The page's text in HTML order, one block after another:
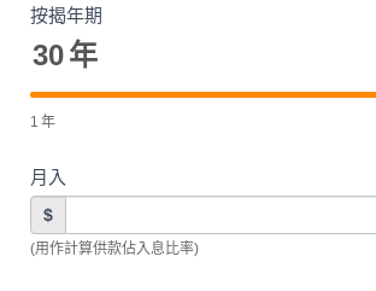
按揭年期
30年
1 年
月入
$
(用作計算供款佔入息比率)